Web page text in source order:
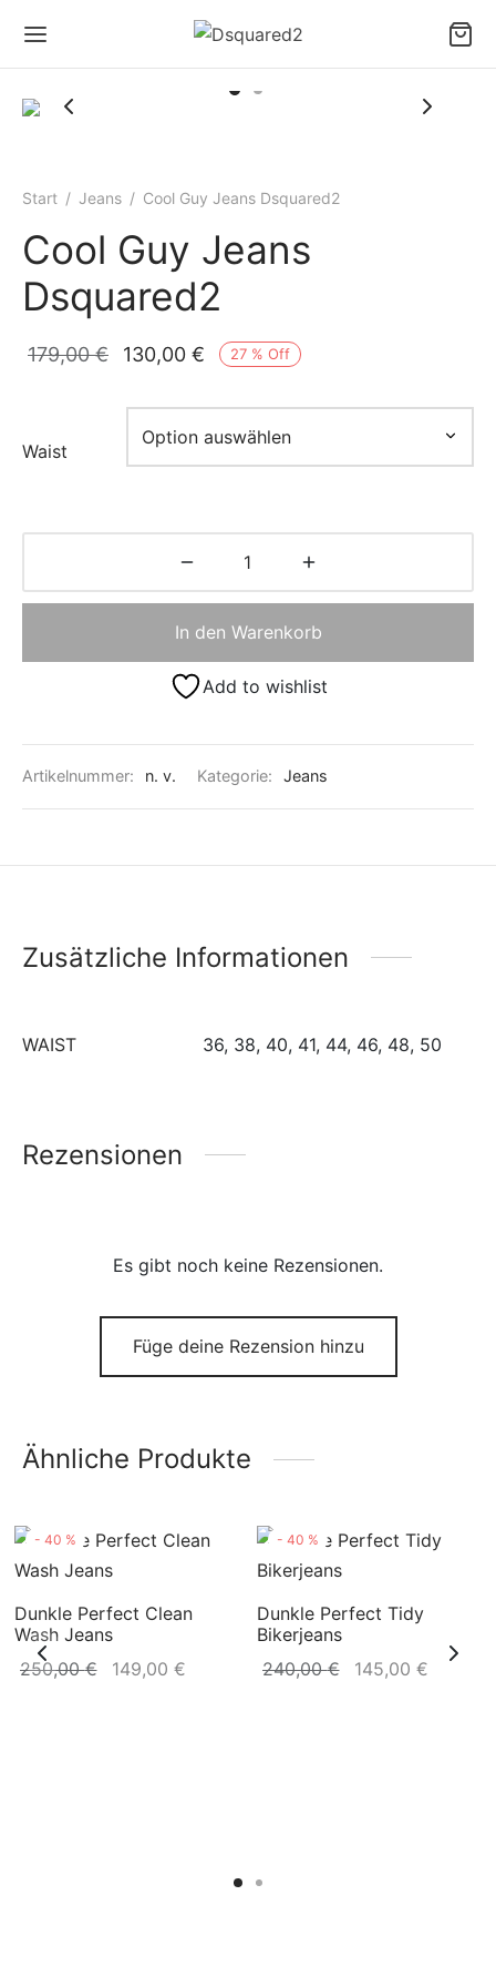
Start / Jeans​ / Cool Guy Jeans Dsquared2
Cool Guy Jeans
Dsquared2
27 % Off
179,00€
Ursprünglicher
130,00 €
Aktueller
Waist
In den Warenkorb
Add to wishlist
Artikelnummer: n. v. Kategorie: Jeans​
Zusätzliche Informationen
WAIST 36, 38, 40, 41, 44, 46, 48, 50
Rezensionen
Es gibt noch keine Rezensionen.
Füge deine Rezension hinzu
Ähnliche Produkte
- 40 %
Dunkle Perfect Clean
Wash Jeans
250,00€
Ursprünglicher
149,00 €
- 40 %
Dunkle Perfect Tidy
Bikerjeans
240,00€
Ursprünglicher
145,00 €
Back